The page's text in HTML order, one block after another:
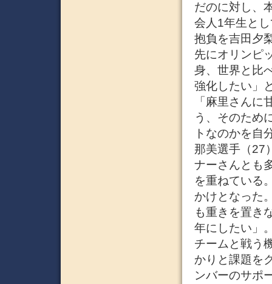
だのに対し、
会人1年生と
抱負を吉田夕
先にオリンピ
身、世界と比
強化したい」
「麻里さん
う、そのため
トなのかを自
那美選手（27
ナーさんとも
を重ねている
かけとなった
も重きを置き
年にしたい」
チームと戦う
かりと課題を
ンバーのサポ